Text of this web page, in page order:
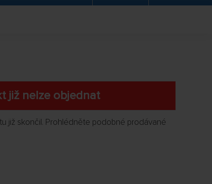
již nelze objednat
již skončil. Prohlédněte podobné prodávané